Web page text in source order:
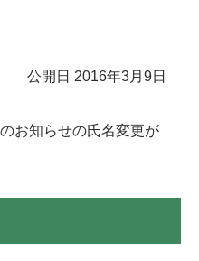
公開日 2016年3月9日
お知らせの氏名変更が